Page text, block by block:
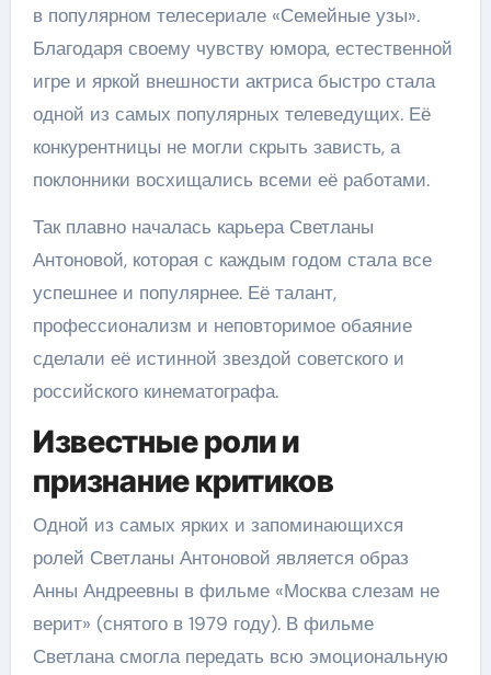
в популярном телесериале «Семейные узы».
Благодаря своему чувству юмора, естественной
игре и яркой внешности актриса быстро стала
одной из самых популярных телеведущих. Её
конкурентницы не могли скрыть зависть, а
поклонники восхищались всеми её работами.
Так плавно началась карьера Светланы
Антоновой, которая с каждым годом стала все
успешнее и популярнее. Её талант,
профессионализм и неповторимое обаяние
сделали её истинной звездой советского и
российского кинематографа.
Известные роли и
признание критиков
Одной из самых ярких и запоминающихся
ролей Светланы Антоновой является образ
Анны Андреевны в фильме «Москва слезам не
верит» (снятого в 1979 году). В фильме
Светлана смогла передать всю эмоциональную